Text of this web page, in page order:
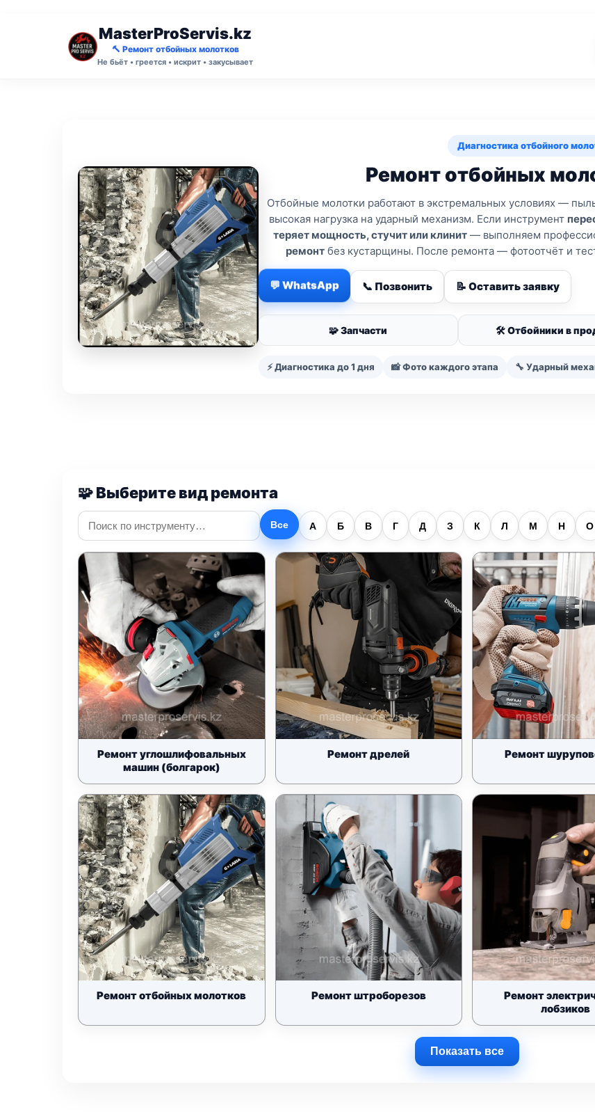
MasterProServis.kz
🔨 Ремонт отбойных молотков
Не бьёт • греется • искрит • закусывает
Диагностика отбойного
Ремонт отбойных
Отбойные молотки работают в экстремальных условиях —
высокая нагрузка на ударный механизм. Если инструмент
теряет мощность, стучит или клинит — выполняем
ремонтбез кустарщины. После ремонта — фотоотчёт и
💬 WhatsApp 📞 Позвонить 📝 Оставить заявку
🧩 Запчасти 🛠️ Отбойники в
⚡ Диагностика до 1 дня 📸 Фото каждого этапа 🔧 Ударный
🧩 Выберите вид ремонта
Все А Б В Г Д З К Л М Н О
Ремонт углошлифовальных
машин (болгарок)
Ремонт дрелей Ремонт
Ремонт отбойных молотков Ремонт штроборезов
Ремонт
лобзиков
Показать все